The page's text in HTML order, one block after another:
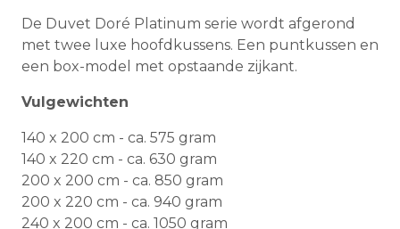
De Duvet Doré Platinum serie wordt afgerond
met twee luxe hoofdkussens. Een puntkussen en
een box-model met opstaande zijkant.
Vulgewichten
140 x 200 cm - ca. 575 gram
140 x 220 cm - ca. 630 gram
200 x 200 cm - ca. 850 gram
200 x 220 cm - ca. 940 gram
240 x 200 cm - ca. 1050 gram